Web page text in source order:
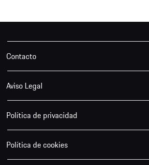
Contacto
Aviso Legal
Política de privacidad
Política de cookies